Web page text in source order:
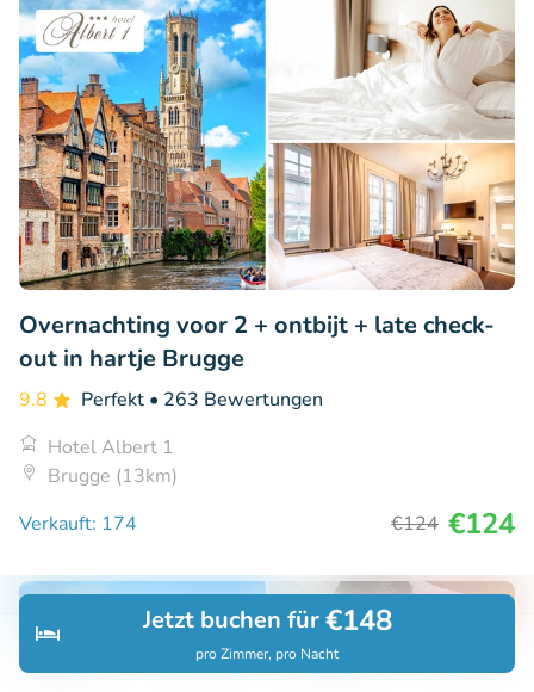
Suchen Buchungen
Jetzt buchen für€148
pro Zimmer, pro Nacht
Overnachting voor 2 + ontbijt + late check-
out in hartje Brugge
9.8 Perfekt • 263 Bewertungen
Hotel Albert 1
Brugge (13km)
Verkauft: 174
€124 €124
15% Rabatt